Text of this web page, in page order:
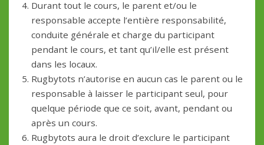
Durant tout le cours, le parent et/ou le
responsable accepte l’entière responsabilité,
conduite générale et charge du participant
pendant le cours, et tant qu’il/elle est présent
dans les locaux.
Rugbytots n’autorise en aucun cas le parent ou le
responsable à laisser le participant seul, pour
quelque période que ce soit, avant, pendant ou
après un cours.
Rugbytots aura le droit d’exclure le participant